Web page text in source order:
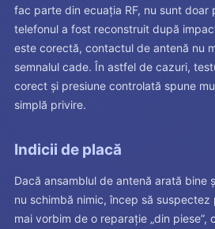
fac parte din ecuația RF, nu sunt doar
telefonul a fost reconstruit după
este corectă, contactul de antenă nu
semnalul cade. În astfel de cazuri,
corect și presiune controlată spune
simplă privire.
Indicii de placă
Dacă ansamblul de antenă arată bine
nu schimbă nimic, încep să
mai vorbim de o reparație „din piese”,